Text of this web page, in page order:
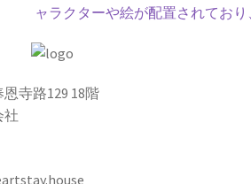
寺路129 18階
社